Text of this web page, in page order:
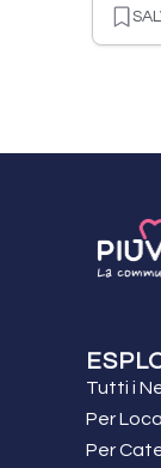
Tutti i
Per
Per